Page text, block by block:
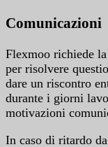
Comunicazioni
Flexmoo richiede
per risolvere
dare un riscontro
durante i giorni
motivazioni
In caso di ritardo